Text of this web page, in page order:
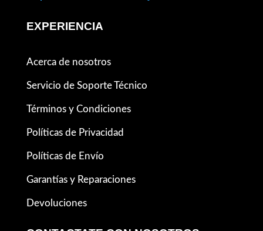
EXPERIENCIA
Acerca de nosotros
Servicio de Soporte Técnico
Términos y Condiciones
Políticas de Privacidad
Políticas de Envío
Garantías y Reparaciones
Devoluciones